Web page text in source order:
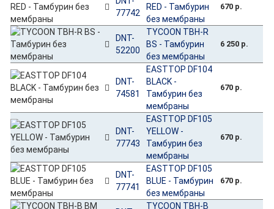
77742
RED - Тамбурин
без мембраны
670 р.
DNT-
52200
TYCOON TBH-R
BS - Тамбурин
без мембраны
6 250 р.
DNT-
74581
EASTTOP DF104
BLACK -
Тамбурин без
мембраны
670 р.
DNT-
77743
EASTTOP DF105
YELLOW -
Тамбурин без
мембраны
670 р.
DNT-
77741
EASTTOP DF105
BLUE - Тамбурин
без мембраны
670 р.
TYCOON TBH-B